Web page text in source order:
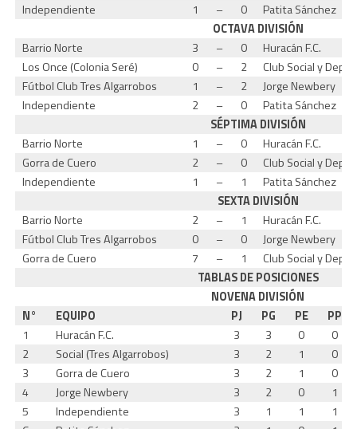
Independiente
1 – 0
Patita Sánchez
OCTAVA DIVISIÓN
Barrio Norte
3 – 0
Huracán F.C.
Los Once (Colonia Seré)
0 – 2
Club Social y
Fútbol Club Tres Algarrobos
1 – 2
Jorge Newbery
Independiente
2 – 0
Patita Sánchez
SÉPTIMA DIVISIÓN
Barrio Norte
1 – 0
Huracán F.C.
Gorra de Cuero
2 – 0
Club Social y
Independiente
1 – 1
Patita Sánchez
SEXTA DIVISIÓN
Barrio Norte
2 – 1
Huracán F.C.
Fútbol Club Tres Algarrobos
0 – 0
Jorge Newbery
Gorra de Cuero
7 – 1
Club Social y
TABLAS DE POSICIONES
NOVENA DIVISIÓN
N°
EQUIPO PJ PG PE
PP
1
Huracán F.C. 3 3 0
0
2
Social (Tres Algarrobos) 3 2 1
0
3
Gorra de Cuero 3 2 1
0
4
Jorge Newbery 3 2 0
1
5
Independiente 3 1 1
1